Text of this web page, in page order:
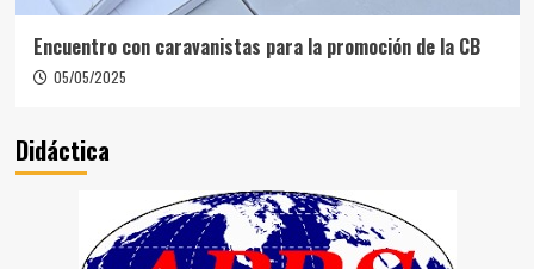
Encuentro con caravanistas para la promoción de la CB
05/05/2025
Didáctica